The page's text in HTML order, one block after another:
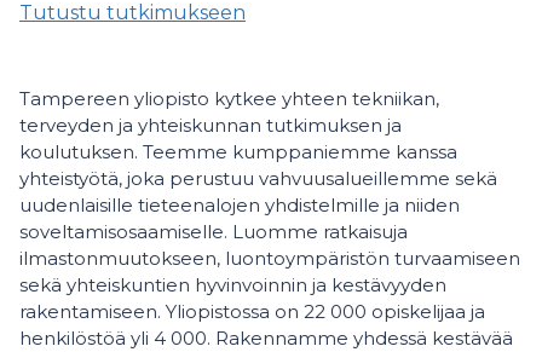
Tutustu tutkimukseen
Tampereen yliopisto kytkee yhteen tekniikan,
terveyden ja yhteiskunnan tutkimuksen ja
koulutuksen. Teemme kumppaniemme kanssa
yhteistyötä, joka perustuu vahvuusalueillemme sekä
uudenlaisille tieteenalojen yhdistelmille ja niiden
soveltamisosaamiselle. Luomme ratkaisuja
ilmastonmuutokseen, luontoympäristön turvaamiseen
sekä yhteiskuntien hyvinvoinnin ja kestävyyden
rakentamiseen. Yliopistossa on 22 000 opiskelijaa ja
henkilöstöä yli 4 000. Rakennamme yhdessä kestävää